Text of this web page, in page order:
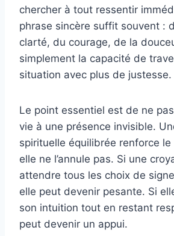
chercher à tout ressentir
phrase sincère suffit souvent :
clarté, du courage, de la
simplement la capacité de
situation avec plus de justesse.
Le point essentiel est de ne
vie à une présence invisible.
spirituelle équilibrée renforce
elle ne l’annule pas. Si une
attendre tous les choix de
elle peut devenir pesante. Si
son intuition tout en restant
peut devenir un appui.